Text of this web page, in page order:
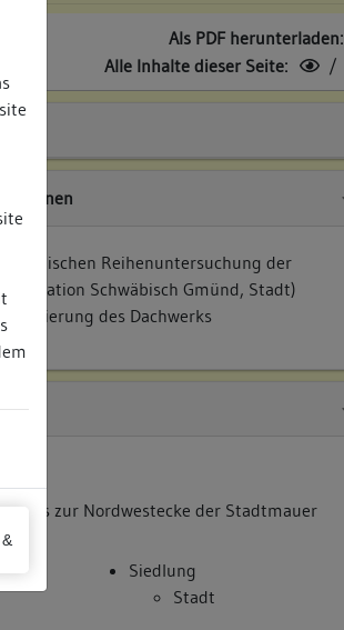
Als PDF herunterladen:
Alle Inhalte dieser Seite:
/
Reihenuntersuchung der
Schwäbisch Gmünd, Stadt)
Datierung des Dachwerks
zur Nordwestecke der Stadtmauer
Siedlung
Stadt